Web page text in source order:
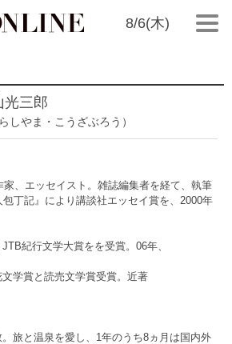
8/6(木)
光三郎
らしやま・こうざぶろう）
家、エッセイスト。雑誌編集者を経て、執筆
丁記』により講談社エッセイ賞を、2000年
紀行文学大賞をを受賞。06年、
文学賞と読売文学賞受賞。近著
。旅と温泉を愛し、1年のうち8ヵ月は国内外